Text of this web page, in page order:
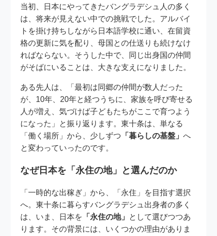
当初、日本にやってきたバングラデシュ人の多く
は、将来が見えない中での挑戦でした。アルバイ
トを掛け持ちしながら日本語学校に通い、在留資
格の更新に気を配り、母国との仕送りも続けなけ
ればならない。そうした中で、同じ出身国の仲間
がそばにいることは、大きな支えになりました。
ある先人は、「最初は同郷の仲間が数人だった
が、10年、20年と経つうちに、家族を呼び寄せる
人が増え、気づけば子どもたちがここで育つよう
になった」と振り返ります。東十条は、単なる
「働く場所」から、少しずつ 「暮らしの基盤」へ
と変わっていったのです。
なぜ日本を「永住の地」と選んだのか
「一時的な出稼ぎ」から、「永住」を目指す選択
へ。東十条に暮らすバングラデシュ出身者の多く
は、いま、日本を 「永住の地」 として選びつつあ
ります。その背景には、いくつかの理由がありま